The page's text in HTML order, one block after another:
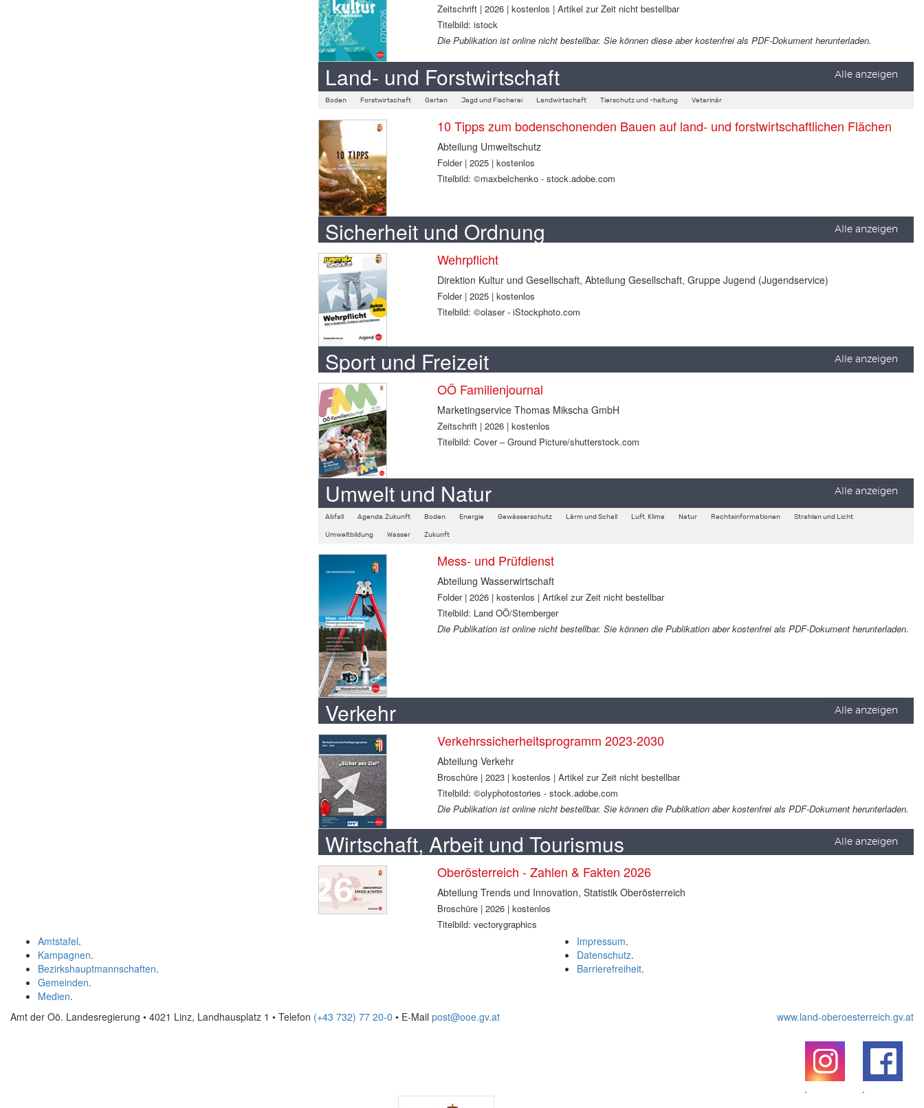
Zeitschrift | 2026 | kostenlos | Artikel zur Zeit nicht bestellbar
Titelbild: istock
Die Publikation ist online nicht bestellbar. Sie können diese aber kostenfrei als PDF-Dokument herunterladen.
Land- und Forstwirtschaft Alle anzeigen
Boden Forstwirtschaft Garten Jagd und Fischerei Landwirtschaft Tierschutz und -haltung Veterinär
10 Tipps zum bodenschonenden Bauen auf land- und forstwirtschaftlichen Flächen
Abteilung Umweltschutz
Folder | 2025 | kostenlos
Titelbild: ©maxbelchenko - stock.adobe.com
Sicherheit und Ordnung Alle anzeigen
Wehrpflicht
Direktion Kultur und Gesellschaft, Abteilung Gesellschaft, Gruppe Jugend (Jugendservice)
Folder | 2025 | kostenlos
Titelbild: ©olaser - iStockphoto.com
Sport und Freizeit Alle anzeigen
OÖ Familienjournal
Marketingservice Thomas Mikscha GmbH
Zeitschrift | 2026 | kostenlos
Titelbild: Cover – Ground Picture/shutterstock.com
Umwelt und Natur Alle anzeigen
Abfall Agenda.Zukunft Boden Energie Gewässerschutz Lärm und Schall Luft, Klima Natur Rechtsinformationen Strahlen und Licht
Umweltbildung Wasser Zukunft
Mess- und Prüfdienst
Abteilung Wasserwirtschaft
Folder | 2026 | kostenlos | Artikel zur Zeit nicht bestellbar
Titelbild: Land OÖ/Sternberger
Die Publikation ist online nicht bestellbar. Sie können die Publikation aber kostenfrei als PDF-Dokument herunterladen.
Verkehr Alle anzeigen
Verkehrssicherheitsprogramm 2023-2030
Abteilung Verkehr
Broschüre | 2023 | kostenlos | Artikel zur Zeit nicht bestellbar
Titelbild: ©olyphotostories - stock.adobe.com
Die Publikation ist online nicht bestellbar. Sie können die Publikation aber kostenfrei als PDF-Dokument herunterladen.
Wirtschaft, Arbeit und Tourismus Alle anzeigen
Oberösterreich - Zahlen & Fakten 2026
Abteilung Trends und Innovation, Statistik Oberösterreich
Broschüre | 2026 | kostenlos
Titelbild: vectorygraphics
Impressum.
Datenschutz.
Barrierefreiheit.
Amtstafel.
Kampagnen.
Bezirkshauptmannschaften.
Gemeinden.
Medien.
Amt der Oö. Landesregierung • 4021 Linz, Landhausplatz 1 • Telefon (+43 732) 77 20-0 • E-Mail post@ooe.gv.at www.land-oberoesterreich.gv.at
.
.